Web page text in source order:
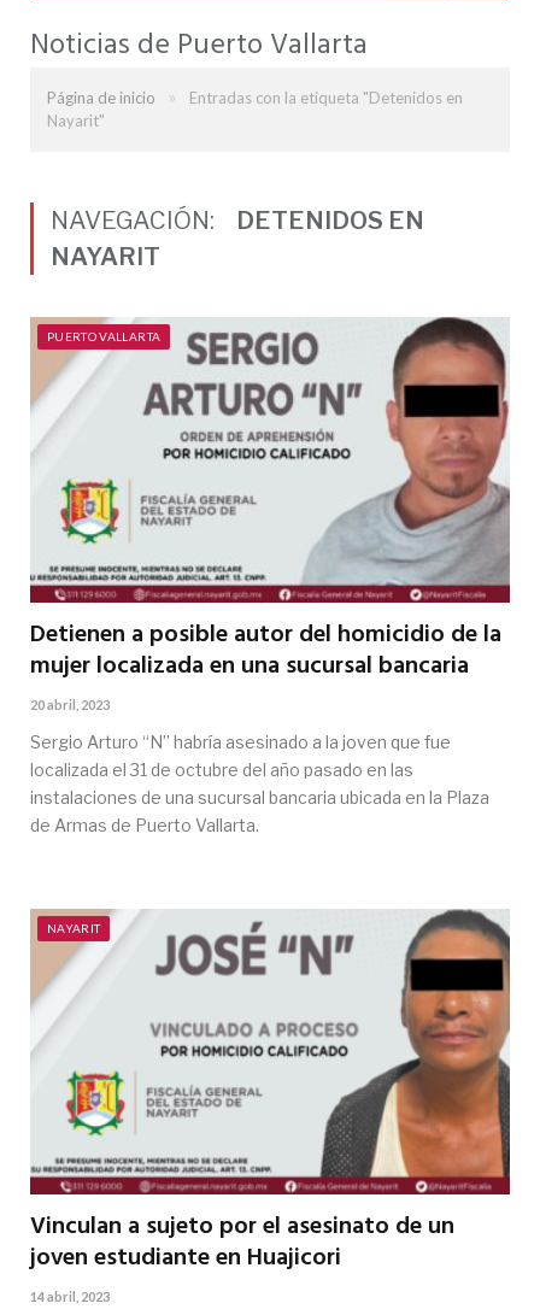
Noticias de Puerto Vallarta
Página de inicio »
Entradas con la etiqueta "Detenidos en
Nayarit"
NAVEGACIÓN:
DETENIDOS EN
NAYARIT
PUERTO VALLARTA
Detienen a posible autor del homicidio de la
mujer localizada en una sucursal bancaria
20 abril, 2023
Sergio Arturo “N” habría asesinado a la joven que fue
localizada el 31 de octubre del año pasado en las
instalaciones de una sucursal bancaria ubicada en la Plaza
de Armas de Puerto Vallarta.
NAYARIT
Vinculan a sujeto por el asesinato de un
joven estudiante en Huajicori
14 abril, 2023